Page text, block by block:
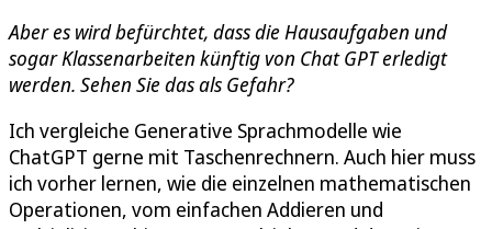
Aber es wird befürchtet, dass die Hausaufgaben und
sogar Klassenarbeiten künftig von Chat GPT erledigt
werden. Sehen Sie das als Gefahr?
Ich vergleiche Generative Sprachmodelle wie
ChatGPT gerne mit Taschenrechnern. Auch hier muss
ich vorher lernen, wie die einzelnen mathematischen
Operationen, vom einfachen Addieren und